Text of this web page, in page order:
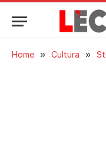
Home » Cultura »